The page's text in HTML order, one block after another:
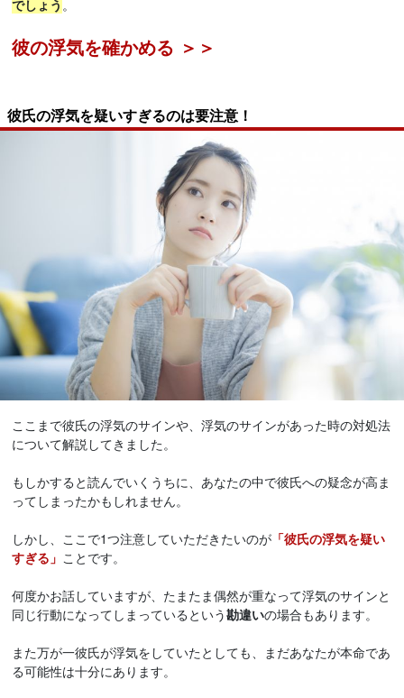
でしょう 。
彼の浮気を確かめる ＞＞
彼氏の浮気を疑いすぎるのは要注意！
ここまで彼氏の浮気のサインや、浮気のサインがあった時の対処法
について解説してきました。
もしかすると読んでいくうちに、あなたの中で彼氏への疑念が高ま
ってしまったかもしれません。
しかし、ここで1つ注意していただきたいのが 「彼氏の浮気を疑い
すぎる」 ことです。
何度かお話していますが、たまたま偶然が重なって浮気のサインと
同じ行動になってしまっているという勘違いの場合もあります。
また万が一彼氏が浮気をしていたとしても、まだあなたが本命であ
る可能性は十分にあります。